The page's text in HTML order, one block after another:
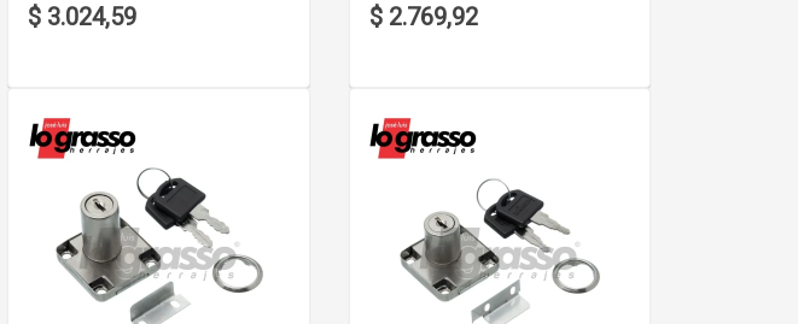
$ 3.024,59 $ 2.769,92